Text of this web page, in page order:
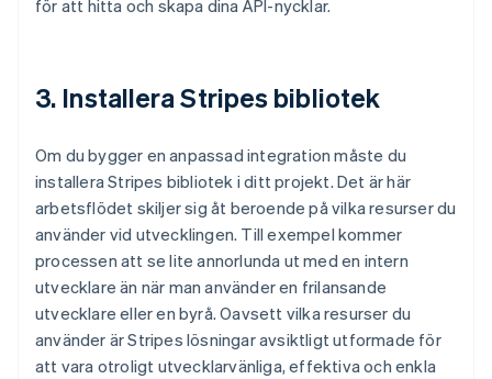
för att hitta och skapa dina API-nycklar.
3. Installera Stripes bibliotek
Om du bygger en anpassad integration måste du
installera Stripes bibliotek i ditt projekt. Det är här
arbetsflödet skiljer sig åt beroende på vilka resurser du
använder vid utvecklingen. Till exempel kommer
processen att se lite annorlunda ut med en intern
utvecklare än när man använder en frilansande
utvecklare eller en byrå. Oavsett vilka resurser du
använder är Stripes lösningar avsiktligt utformade för
att vara otroligt utvecklarvänliga, effektiva och enkla